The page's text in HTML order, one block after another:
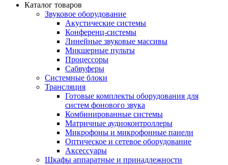
Каталог товаров
Звуковое оборудование
Акустические системы
Конференц-системы
Линейные звуковые массивы
Микшерные пульты
Процессоры
Сабвуферы
Системные блоки
Трансляция
Готовые комплекты оборудования для
систем фонового звука
Комбинированные системы
Матричные аудиоконтроллеры
Микрофоны и микрофонные панели
Оптическое и сетевое оборудование
Аксессуары
Шкафы аппаратные и принадлежности